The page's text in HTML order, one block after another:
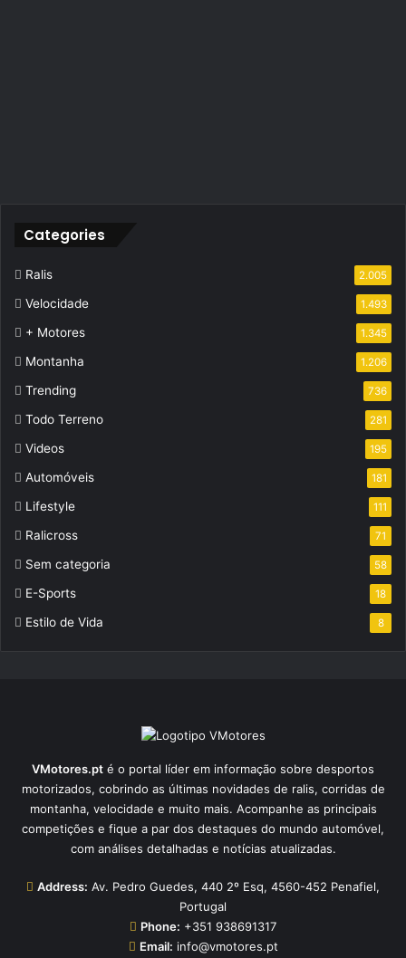
Categories
Ralis 2.005
Velocidade 1.493
+ Motores 1.345
Montanha 1.206
Trending 736
Todo Terreno 281
Videos 195
Automóveis 181
Lifestyle 111
Ralicross 71
Sem categoria 58
E-Sports 18
Estilo de Vida 8
VMotores.pt é o portal líder em informação sobre desportos
motorizados, cobrindo as últimas novidades de ralis, corridas de
montanha, velocidade e muito mais. Acompanhe as principais
competições e fique a par dos destaques do mundo automóvel,
com análises detalhadas e notícias atualizadas.
Address: Av. Pedro Guedes, 440 2º Esq, 4560-452 Penafiel,
Portugal
Phone: +351 938691317
Email: info@vmotores.pt